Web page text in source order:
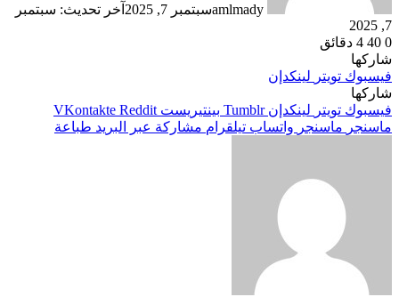
amlmadyسبتمبر 7, 2025
آخر تحديث: سبتمبر
7, 2025
0
4 دقائق
شاركها
فيسبوك تويتر لينكدإن
شاركها
فيسبوك تويتر لينكدإن بينتيريست
ماسنجر ماسنجر واتساب تيلقرام مشاركة عبر البريد طباعة